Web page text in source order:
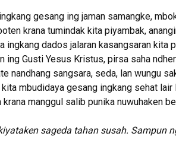
gesang ing jaman samangke,
krana tumindak kita piyambak,
ingkang dados jalaran kasangsaran kita
ing Gusti Yesus Kristus, pirsa saha
nandhang sangsara, seda, lan wungu
mbudidaya gesang ingkang sehat
manggul salib punika nuwuhaken
sageda tahan susah. Sampun